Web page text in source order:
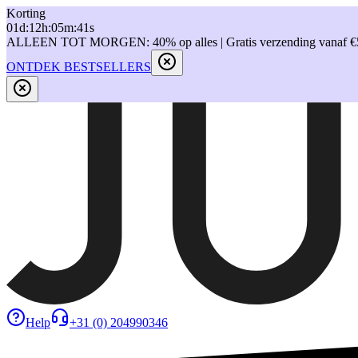
Korting
01d:12h:05m:41s
ALLEEN TOT MORGEN: 40% op alles | Gratis verzending vanaf
ONTDEK BESTSELLERS
Help +31 (0) 204990346